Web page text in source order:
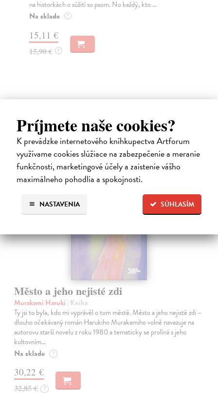
Príjmete naše cookies?
K prevádzke internetového kníhkupectva Artforum
využívame cookies slúžiace na zabezpečenie a meranie
funkčnosti, marketingové účely a zaistenie vášho
maximálneho pohodlia a spokojnosti.
SÚHLASÍM
NASTAVENIA
na historkách o súžití so psom. No každý, kto ...
Na sklade ?
15,11 €
15,90 € ?
Ďalšie z kategórie svetová
beletria
na sklade
Město a jeho nejisté zdi
Murakami Haruki | Kniha
Ty jsi to byla, kdo mi vyprávěl o tom městě. Město a jeho nejisté zdi –
dlouho očekávaný román Harukiho Murakamiho volně navazuje na
autorovu starší novelu z roku 1980 a tematicky se prolíná s jeho
kultovním…
Na sklade ?
30,22 €
32,85 € ?